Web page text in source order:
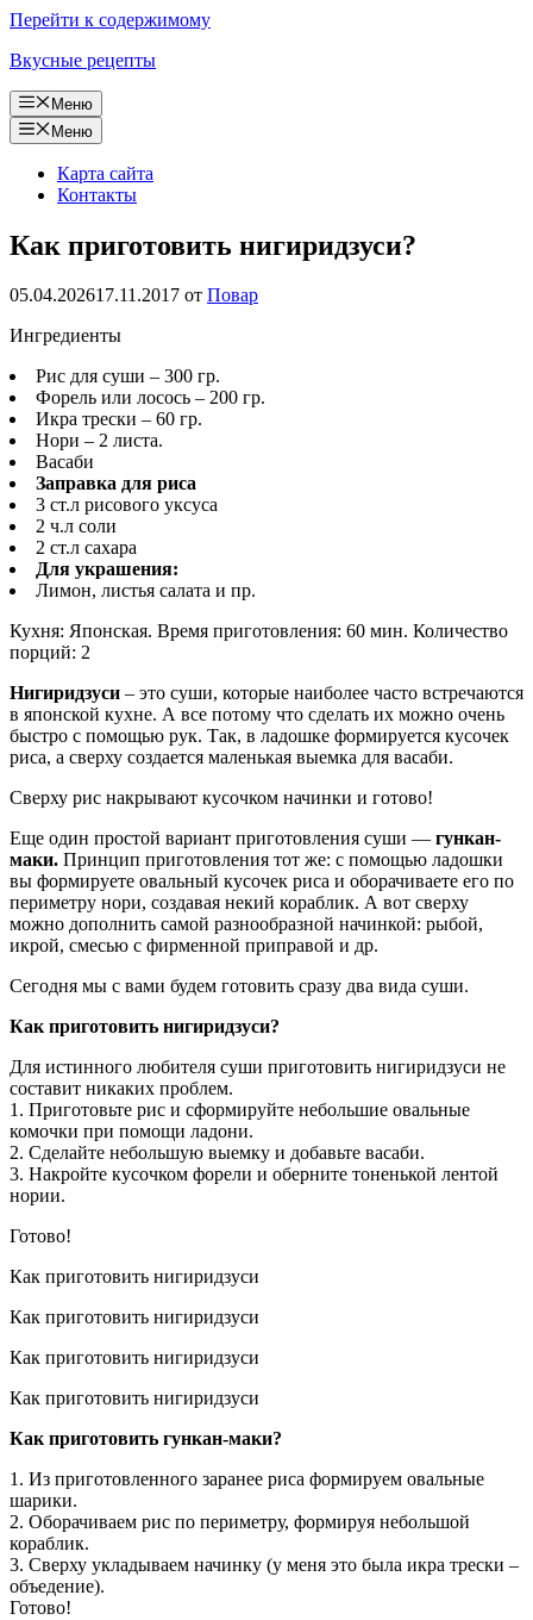
Перейти к содержимому
Вкусные рецепты
Меню
Меню
Карта сайта
Контакты
Как приготовить нигиридзуси?
05.04.202617.11.2017 от Повар
Ингредиенты
Рис для суши – 300 гр.
Форель или лосось – 200 гр.
Икра трески – 60 гр.
Нори – 2 листа.
Васаби
Заправка для риса
3 ст.л рисового уксуса
2 ч.л соли
2 ст.л сахара
Для украшения:
Лимон, листья салата и пр.
Кухня: Японская. Время приготовления: 60 мин. Количество
порций: 2
Нигиридзуси – это суши, которые наиболее часто встречаются
в японской кухне. А все потому что сделать их можно очень
быстро с помощью рук. Так, в ладошке формируется кусочек
риса, а сверху создается маленькая выемка для васаби.
Сверху рис накрывают кусочком начинки и готово!
Еще один простой вариант приготовления суши — гункан-
маки. Принцип приготовления тот же: с помощью ладошки
вы формируете овальный кусочек риса и оборачиваете его по
периметру нори, создавая некий кораблик. А вот сверху
можно дополнить самой разнообразной начинкой: рыбой,
икрой, смесью с фирменной приправой и др.
Сегодня мы с вами будем готовить сразу два вида суши.
Как приготовить нигиридзуси?
Для истинного любителя суши приготовить нигиридзуси не
составит никаких проблем.
1. Приготовьте рис и сформируйте небольшие овальные
комочки при помощи ладони.
2. Сделайте небольшую выемку и добавьте васаби.
3. Накройте кусочком форели и оберните тоненькой лентой
нории.
Готово!
Как приготовить нигиридзуси
Как приготовить нигиридзуси
Как приготовить нигиридзуси
Как приготовить нигиридзуси
Как приготовить гункан-маки?
1. Из приготовленного заранее риса формируем овальные
шарики.
2. Оборачиваем рис по периметру, формируя небольшой
кораблик.
3. Сверху укладываем начинку (у меня это была икра трески –
объедение).
Готово!